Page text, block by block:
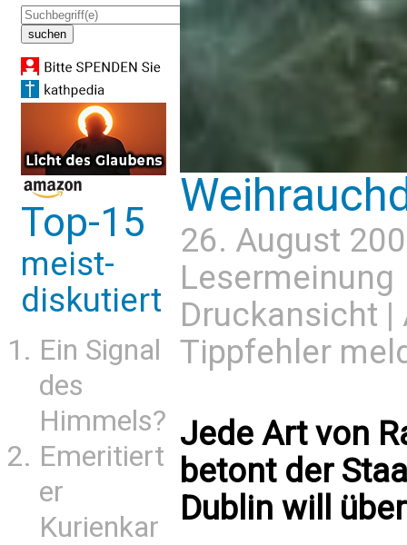
Top-15
meist-
diskutiert
Ein Signal
des
Himmels?
Emeritiert
er
Kurienkar
26. August
Lesermeinung
Druckansicht |
Tippfehler
Jede Art von
betont der
Dublin will